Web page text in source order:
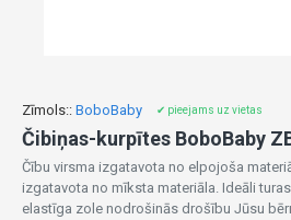
Zīmols:: BoboBaby ✔ pieejams uz vietas
Čibiņas-kurpītes BoboBaby
Čību virsma izgatavota no elpojoša
izgatavota no mīksta materiāla. Ideāli
elastīga zole nodrošinās drošību Jūsu